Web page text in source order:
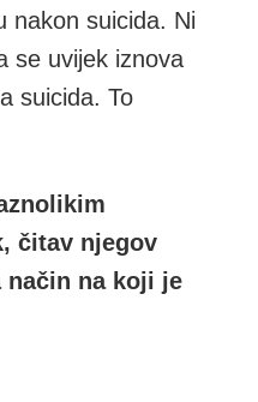
nakon suicida. Ni
se uvijek iznova
suicida. To
čitav njegov
način na koji je